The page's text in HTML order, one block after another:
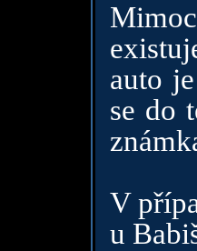
auto
se do
V
u